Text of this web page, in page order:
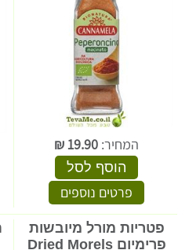
המחיר: 19.90
₪
הוסף לסל
פרטים נוספים
פטריות מורל מיובשות
פרימיום Dried Morels